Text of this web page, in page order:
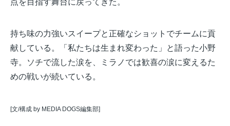
持ち味の力強いスイープと正確なショットでチームに貢
献している。「私たちは生まれ変わった」と語った小野
寺。ソチで流した涙を、ミラノでは歓喜の涙に変えるた
めの戦いが続いている。
[文/構成 by MEDIA DOGS編集部]